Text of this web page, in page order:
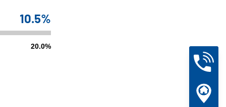
10.5%
20.0%